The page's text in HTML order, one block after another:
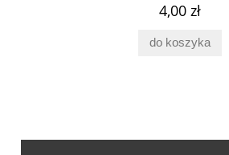
4,00 zł
do koszyka